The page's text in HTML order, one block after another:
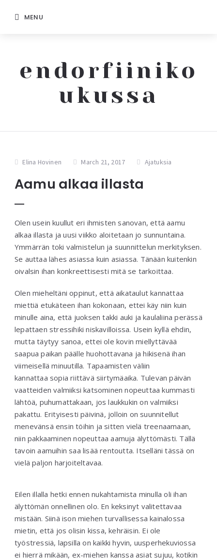
MENU
endorfiiniko
ukussa
Elina Hovinen March 21, 2017 Ajatuksia
Aamu alkaa illasta
Olen usein kuullut eri ihmisten sanovan, että aamu
alkaa illasta ja uusi viikko aloitetaan jo sunnuntaina.
Ymmärrän toki valmistelun ja suunnittelun merkityksen.
Se auttaa lähes asiassa kuin asiassa. Tänään kuitenkin
oivalsin ihan konkreettisesti mitä se tarkoittaa.
Olen mieheltäni oppinut, että aikataulut kannattaa
miettiä etukäteen ihan kokonaan, ettei käy niin kuin
minulle aina, että juoksen takki auki ja kaulaliina perässä
lepattaen stressihiki niskavilloissa. Usein kyllä ehdin,
mutta täytyy sanoa, ettei ole kovin miellyttävää
saapua paikan päälle huohottavana ja hikisenä ihan
viimeisellä minuutilla. Tapaamisten väliin
kannattaa sopia riittävä siirtymäaika. Tulevan päivän
vaatteiden valmiiksi katsominen nopeuttaa kummasti
lähtöä, puhumattakaan, jos laukkukin on valmiiksi
pakattu. Erityisesti päivinä, jolloin on suunnitellut
menevänsä ensin töihin ja sitten vielä treenaamaan,
niin pakkaaminen nopeuttaa aamuja älyttömästi. Tällä
tavoin aamuihin saa lisää rentoutta. Itselläni tässä on
vielä paljon harjoiteltavaa.
Eilen illalla hetki ennen nukahtamista minulla oli ihan
älyttömän onnellinen olo. En keksinyt valitettavaa
mistään. Siinä ison miehen turvallisessa kainalossa
mietin, että jos olisin kissa, kehräisin. Ei ole
työstressiä, lapsilla on kaikki hyvin, uusperhekuviossa
ei hierrä mikään, ex-miehen kanssa asiat sujuu, kotikin